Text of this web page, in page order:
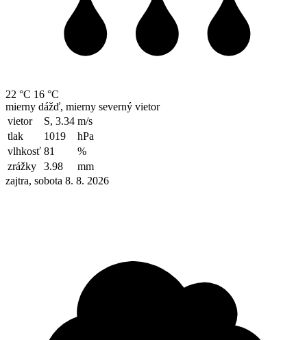
22 °C 16 °C
mierny dážď, mierny severný vietor
vietor
S, 3.34 m/s
tlak
1019
hPa
vlhkosť 81
%
zrážky
3.98
mm
zajtra, sobota 8. 8. 2026